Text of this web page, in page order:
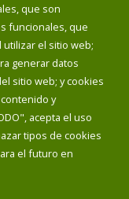
que son
funcionales, que
el sitio web;
generar datos
sitio web; y cookies
y
acepta el uso
tipos de cookies
el futuro en